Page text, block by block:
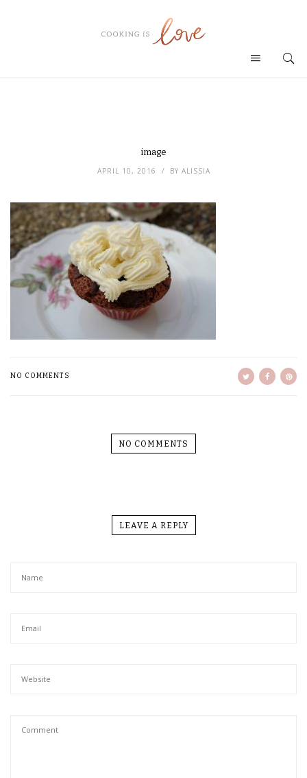
image
APRIL 10, 2016 BY ALISSIA
NO COMMENTS
NO COMMENTS
LEAVE A REPLY